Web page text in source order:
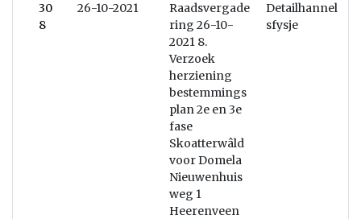
30
8
26-10-2021
Raadsvergade
ring 26-10-
2021 8.
Verzoek
herziening
bestemmings
plan 2e en 3e
fase
Skoatterwâld
voor Domela
Nieuwenhuis
weg 1
Heerenveen
Detailhannel
sfysje